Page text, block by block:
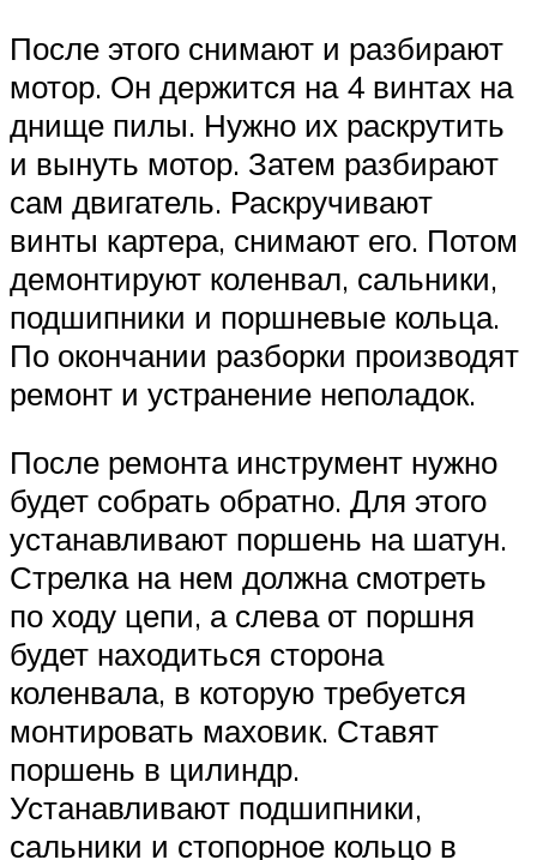
После этого снимают и разбирают
мотор. Он держится на 4 винтах на
днище пилы. Нужно их раскрутить
и вынуть мотор. Затем разбирают
сам двигатель. Раскручивают
винты картера, снимают его. Потом
демонтируют коленвал, сальники,
подшипники и поршневые кольца.
По окончании разборки производят
ремонт и устранение неполадок.
После ремонта инструмент нужно
будет собрать обратно. Для этого
устанавливают поршень на шатун.
Стрелка на нем должна смотреть
по ходу цепи, а слева от поршня
будет находиться сторона
коленвала, в которую требуется
монтировать маховик. Ставят
поршень в цилиндр.
Устанавливают подшипники,
сальники и стопорное кольцо в